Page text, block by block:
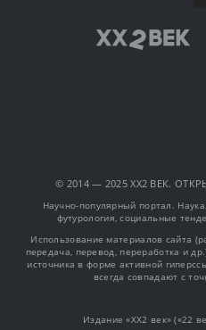
© 2014 — 2025 XX2 ВЕК.
Научно-популярный портал.
футурология, социальные
Использование материалов сайта
передача, перевод, переработка и
источника в форме активной
всегда совпадают с
Издание «XX2 век» («22